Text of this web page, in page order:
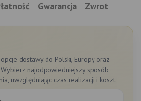
Gwarancja Zwrot
dostawy do Polski, Europy oraz
Wybierz najodpowiedniejszy sposób
uwzględniając czas realizacji i koszt.